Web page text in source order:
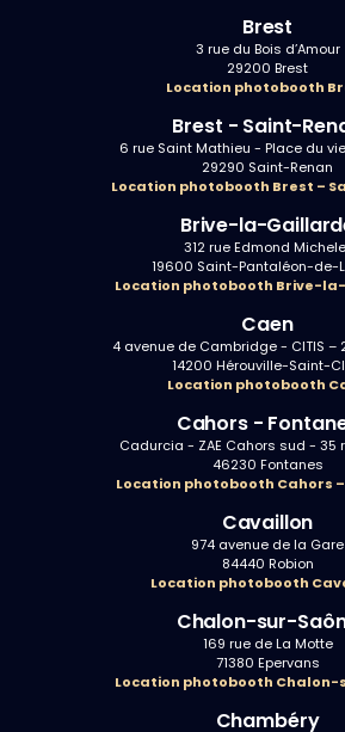
Brest
3 rue du Bois d’Amour
29200 Brest
Location photobooth
Brest - Saint-
6 rue Saint Mathieu - Place du
29290 Saint-Renan
Location photobooth Brest –
Brive-la-
312 rue Edmond
19600 Saint-Pantaléon-de-
Location photobooth Brive-
Caen
4 avenue de Cambridge - CITIS –
14200 Hérouville-Saint-
Location photobooth
Cahors -
Cadurcia - ZAE Cahors sud - 35
46230 Fontanes
Location photobooth Cahors
Cavaillon
974 avenue de la Gare
84440 Robion
Location photobooth
Chalon-sur-
169 rue de La Motte
71380 Epervans
Location photobooth Chalon-
Chambéry